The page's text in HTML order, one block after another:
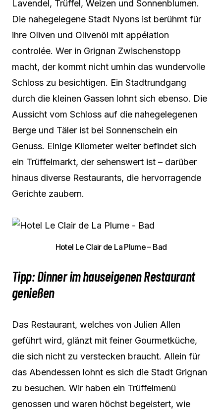
Lavendel, Trüffel, Weizen und Sonnenblumen.
Die nahegelegene Stadt Nyons ist berühmt für
ihre Oliven und Olivenöl mit appélation
controlée. Wer in Grignan Zwischenstopp
macht, der kommt nicht umhin das wundervolle
Schloss zu besichtigen. Ein Stadtrundgang
durch die kleinen Gassen lohnt sich ebenso. Die
Aussicht vom Schloss auf die nahegelegenen
Berge und Täler ist bei Sonnenschein ein
Genuss. Einige Kilometer weiter befindet sich
ein Trüffelmarkt, der sehenswert ist – darüber
hinaus diverse Restaurants, die hervorragende
Gerichte zaubern.
Hotel Le Clair de La Plume – Bad
Tipp: Dinner im hauseigenen Restaurant
genießen
Das Restaurant, welches von Julien Allen
geführt wird, glänzt mit feiner Gourmetküche,
die sich nicht zu verstecken braucht. Allein für
das Abendessen lohnt es sich die Stadt Grignan
zu besuchen. Wir haben ein Trüffelmenü
genossen und waren höchst begeistert, wie